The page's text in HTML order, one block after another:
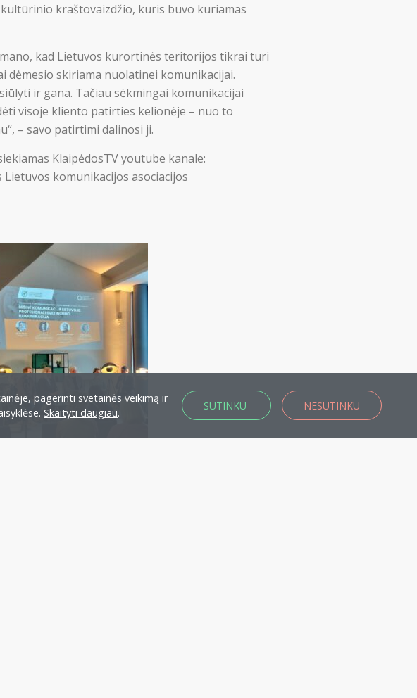
kraštovaizdžio, kuris buvo kuriamas
kad Lietuvos kurortinės teritorijos tikrai turi
dėmesio skiriama nuolatinei komunikacijai.
ir gana. Tačiau sėkmingai komunikacijai
visoje kliento patirties kelionėje – nuo to
– savo patirtimi dalinosi ji.
KlaipėdosTV youtube kanale:
Lietuvos komunikacijos asociacijos
pagerinti svetainės veikimą ir
Skaityti daugiau.
SUTINKU NESUTINKU